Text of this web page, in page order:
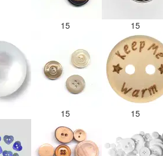
15 15
15 15